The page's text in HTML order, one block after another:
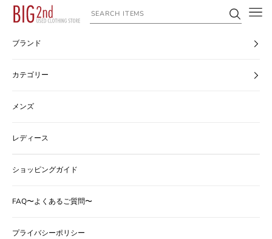
コンテンツへスキップ
ヴィンテージ古着のオンライン通販なら【公式】古着屋BIG2nd
ブランド
カテゴリー
メンズ
レディース
ショッピングガイド
FAQ〜よくあるご質問〜
プライバシーポリシー